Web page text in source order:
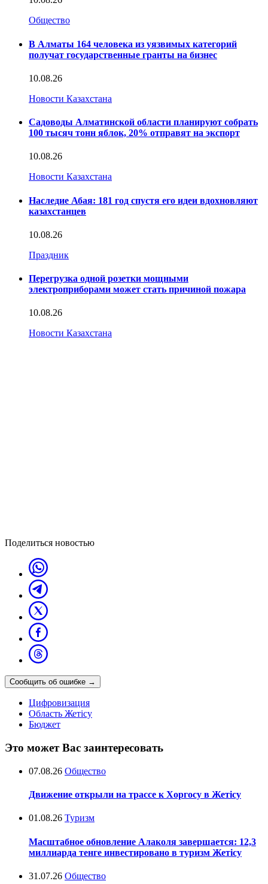
Общество
В Алматы 164 человека из уязвимых категорий
получат государственные гранты на бизнес
10.08.26
Новости Казахстана
Садоводы Алматинской области планируют собрать
100 тысяч тонн яблок, 20% отправят на экспорт
10.08.26
Новости Казахстана
Наследие Абая: 181 год спустя его идеи вдохновляют
казахстанцев
10.08.26
Праздник
Перегрузка одной розетки мощными
электроприборами может стать причиной пожара
10.08.26
Новости Казахстана
Поделиться новостью
Сообщить об ошибке →
Цифровизация
Область Жетісу
Бюджет
Это может Вас заинтересовать
07.08.26 Общество
Движение открыли на трассе к Хоргосу в Жетісу
01.08.26 Туризм
Масштабное обновление Алаколя завершается: 12,3
миллиарда тенге инвестировано в туризм Жетісу
31.07.26 Общество